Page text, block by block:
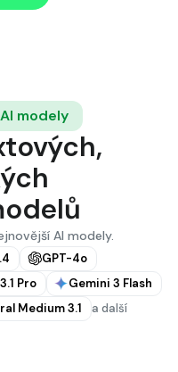
modely
AI modely.
GPT-4o
Pro
Gemini 3 Flash
Medium 3.1 a další